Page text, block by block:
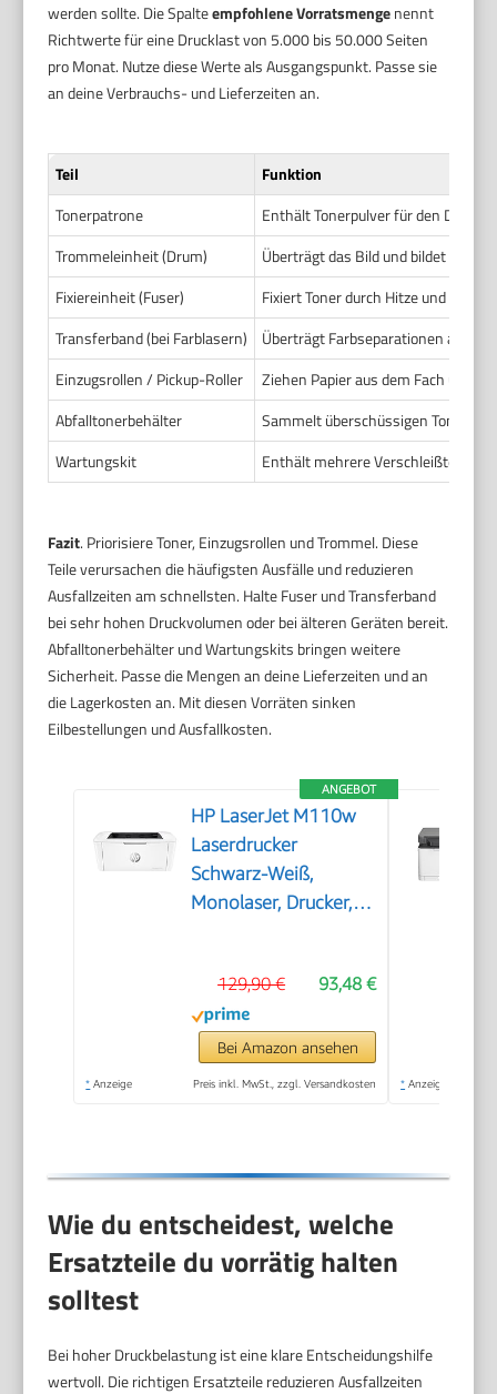
werden sollte. Die Spalteempfohlene Vorratsmengenennt
Richtwerte für eine Drucklast von 5.000 bis 50.000 Seiten
pro Monat. Nutze diese Werte als Ausgangspunkt. Passe sie
an deine Verbrauchs- und Lieferzeiten an.
Teil
Funktion
Tonerpatrone
Enthält Tonerpulver für den Druck
Trommeleinheit (Drum)
Überträgt das Bild und bildet
Fixiereinheit (Fuser)
Fixiert Toner durch Hitze und Druck
Transferband (bei Farblasern)
Überträgt Farbseparationen auf
Einzugsrollen / Pickup-Roller
Ziehen Papier aus dem Fach und
Abfalltonerbehälter
Sammelt überschüssigen Toner
Wartungskit
Enthält mehrere Verschleißteile
Fazit. Priorisiere Toner, Einzugsrollen und Trommel. Diese
Teile verursachen die häufigsten Ausfälle und reduzieren
Ausfallzeiten am schnellsten. Halte Fuser und Transferband
bei sehr hohen Druckvolumen oder bei älteren Geräten bereit.
Abfalltonerbehälter und Wartungskits bringen weitere
Sicherheit. Passe die Mengen an deine Lieferzeiten und an
die Lagerkosten an. Mit diesen Vorräten sinken
Eilbestellungen und Ausfallkosten.
ANGEBOT
HP LaserJet M110w
Laserdrucker
Schwarz-Weiß,
Monolaser, Drucker,
drucken, Auto-
On/Auto-Off-
Technologie
93,48 €
129,90 €
Bei Amazon ansehen
* Anzeige Preis inkl. MwSt., zzgl. Versandkosten * Anzeige
Wie du entscheidest, welche
Ersatzteile du vorrätig halten
solltest
Bei hoher Druckbelastung ist eine klare Entscheidungshilfe
wertvoll. Die richtigen Ersatzteile reduzieren Ausfallzeiten